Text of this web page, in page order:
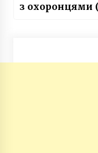
з охоронцями